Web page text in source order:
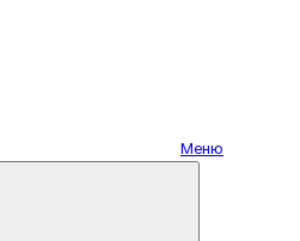
Меню